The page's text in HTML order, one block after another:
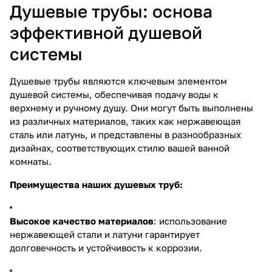
Душевые трубы: основа
эффективной душевой
системы
Душевые трубы являются ключевым элементом
душевой системы, обеспечивая подачу воды к
верхнему и ручному душу. Они могут быть выполнены
из различных материалов, таких как нержавеющая
сталь или латунь, и представлены в разнообразных
дизайнах, соответствующих стилю вашей ванной
комнаты.
Преимущества наших душевых труб:
Высокое качество материалов: использование
нержавеющей стали и латуни гарантирует
долговечность и устойчивость к коррозии.